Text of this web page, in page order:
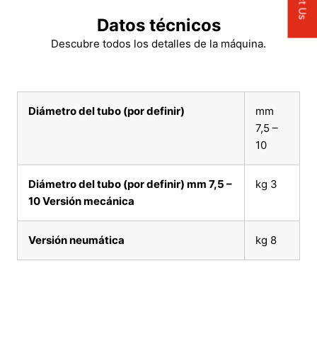
Datos técnicos
Descubre todos los detalles de la máquina.
Diámetro del tubo (por definir)
mm
7,5 –
10
Diámetro del tubo (por definir) mm 7,5 –
10 Versión mecánica
kg 3
Versión neumática kg 8